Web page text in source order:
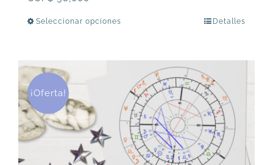
Seleccionar opciones
múltiples
variantes.
Las
opciones
se
pueden
Detalles
¡Oferta!